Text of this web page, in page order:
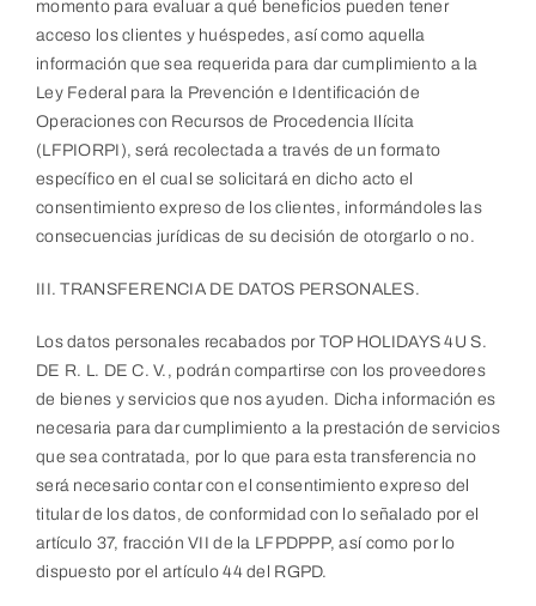
momento para evaluar a qué beneficios pueden tener
acceso los clientes y huéspedes, así como aquella
información que sea requerida para dar cumplimiento a la
Ley Federal para la Prevención e Identificación de
Operaciones con Recursos de Procedencia Ilícita
(LFPIORPI), será recolectada a través de un formato
específico en el cual se solicitará en dicho acto el
consentimiento expreso de los clientes, informándoles las
consecuencias jurídicas de su decisión de otorgarlo o no.
III. TRANSFERENCIA DE DATOS PERSONALES.
Los datos personales recabados por TOP HOLIDAYS 4U S.
DE R. L. DE C. V., podrán compartirse con los proveedores
de bienes y servicios que nos ayuden. Dicha información es
necesaria para dar cumplimiento a la prestación de servicios
que sea contratada, por lo que para esta transferencia no
será necesario contar con el consentimiento expreso del
titular de los datos, de conformidad con lo señalado por el
artículo 37, fracción VII de la LFPDPPP, así como por lo
dispuesto por el artículo 44 del RGPD.